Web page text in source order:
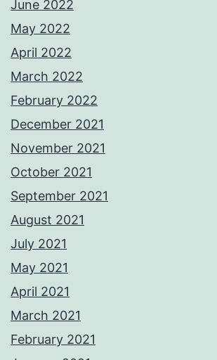
June 2022
May 2022
April 2022
March 2022
February 2022
December 2021
November 2021
October 2021
September 2021
August 2021
July 2021
May 2021
April 2021
March 2021
February 2021